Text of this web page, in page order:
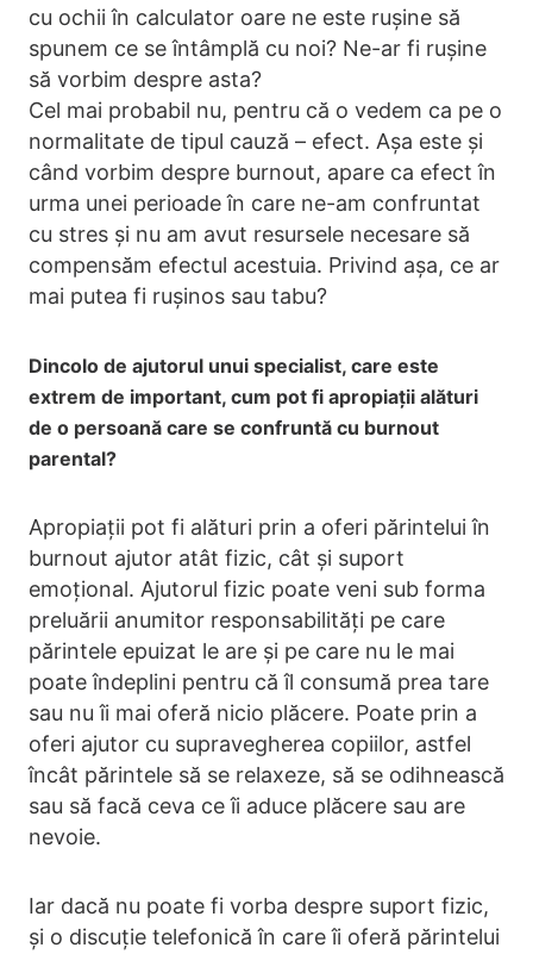
cu ochii în calculator oare ne este rușine să
spunem ce se întâmplă cu noi? Ne-ar fi rușine
să vorbim despre asta?
Cel mai probabil nu, pentru că o vedem ca pe o
normalitate de tipul cauză – efect. Așa este și
când vorbim despre burnout, apare ca efect în
urma unei perioade în care ne-am confruntat
cu stres și nu am avut resursele necesare să
compensăm efectul acestuia. Privind așa, ce ar
mai putea fi rușinos sau tabu?
Dincolo de ajutorul unui specialist, care este
extrem de important, cum pot fi apropiații alături
de o persoană care se confruntă cu burnout
parental?
Apropiații pot fi alături prin a oferi părintelui în
burnout ajutor atât fizic, cât și suport
emoțional. Ajutorul fizic poate veni sub forma
preluării anumitor responsabilități pe care
părintele epuizat le are și pe care nu le mai
poate îndeplini pentru că îl consumă prea tare
sau nu îi mai oferă nicio plăcere. Poate prin a
oferi ajutor cu supravegherea copiilor, astfel
încât părintele să se relaxeze, să se odihnească
sau să facă ceva ce îi aduce plăcere sau are
nevoie.
Iar dacă nu poate fi vorba despre suport fizic,
și o discuție telefonică în care îi oferă părintelui